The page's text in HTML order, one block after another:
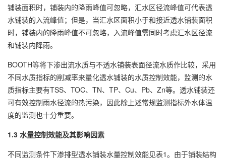
铺装面积时，铺装内的降雨峰值可忽略，汇水区径流峰值可代表透
水铺装的入流峰值；但是，当汇水区面积小于和接近透水铺装面积
时，铺装内的降雨峰值不可忽略，入流峰值需同时考虑汇水区径流
和铺装内降雨。
BOOTH等将下渗出流水质与不透水铺装表面径流水质作比较，采用
不同水质指标的削减率来量化透水铺装的水质控制效能，监测的水
质指标主要有TSS、TOC、TN、TP、Cu、Pb、Zn等。透水铺装还
可有效控制雨水径流的热污染，因此除上述常规监测指标外水体温
度的监测也十分重要。
1.3 水量控制效能及其影响因素
不同监测条件下渗排型透水铺装水量控制效能见表1。由于铺装结构